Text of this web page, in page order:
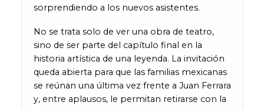
sorprendiendo a los nuevos asistentes.
No se trata solo de ver una obra de teatro,
sino de ser parte del capítulo final en la
historia artística de una leyenda. La invitación
queda abierta para que las familias mexicanas
se reúnan una última vez frente a Juan Ferrara
y, entre aplausos, le permitan retirarse con la